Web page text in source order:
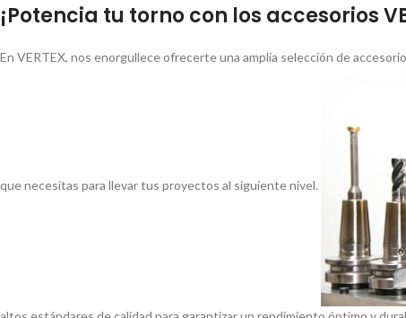
¡Potencia tu torno con los accesorios
En VERTEX, nos enorgullece ofrecerte una amplia selección de
que necesitas para llevar tus proyectos al siguiente nivel.